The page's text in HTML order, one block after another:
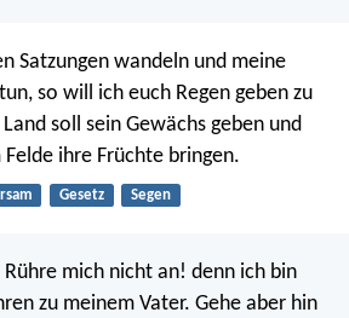
Satzungen wandeln und meine
so will ich euch Regen geben zu
soll sein Gewächs geben und
ihre Früchte bringen.
Gesetz Segen
Rühre mich nicht an! denn ich bin
zu meinem Vater. Gehe aber hin